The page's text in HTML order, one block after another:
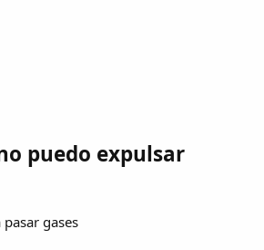
puedo expulsar
gases